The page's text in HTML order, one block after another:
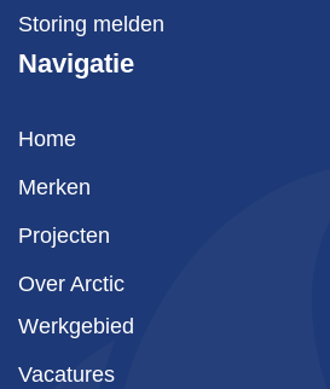
Storing melden
Navigatie
Home
Merken
Projecten
Over Arctic
Werkgebied
Vacatures